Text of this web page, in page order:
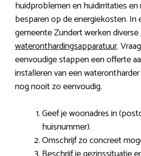
huidproblemen en huidirritaties en
besparen op de energiekosten. In
gemeente Zundert werken diverse
wateronthardingsapparatuur.
eenvoudige stappen een offerte
installeren van een
nog nooit zo eenvoudig.
Geef je woonadres in
huisnummer).
Omschrijf zo concreet